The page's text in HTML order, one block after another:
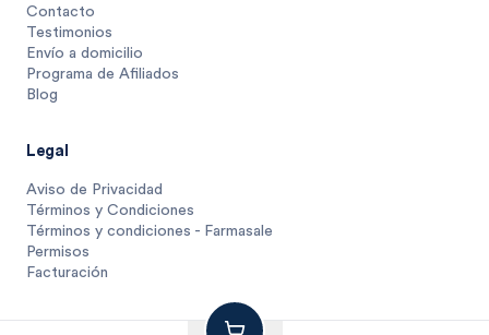
Contacto
Testimonios
Envío a domicilio
Programa de Afiliados
Blog
Legal
Aviso de Privacidad
Términos y Condiciones
Términos y condiciones - Farmasale
Permisos
Facturación